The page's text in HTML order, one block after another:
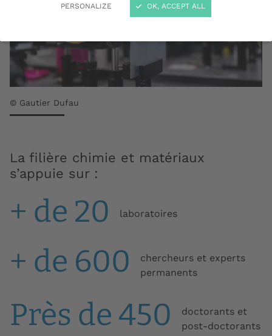
PERSONALIZE OK, ACCEPT ALL
© Gautier Dufau
La filière chimie et matériaux
s’appuie sur :
+ de 20 laboratoires
+ de 600
chercheurs et experts
permanents
Près de 450
doctorants et
post-doctorants